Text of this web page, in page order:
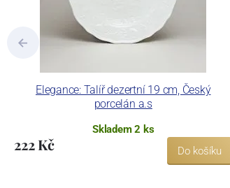
Elegance: Talíř dezertní 19 cm, Český
porcelán a.s
Skladem 2 ks
222 Kč Do košíku